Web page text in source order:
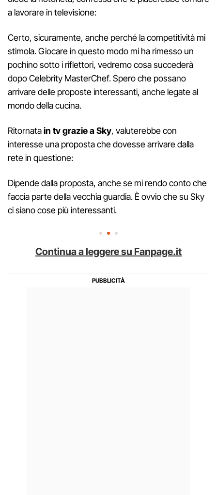
a lavorare in televisione:
Certo, sicuramente, anche perché la competitività mi
stimola. Giocare in questo modo mi ha rimesso un
pochino sotto i riflettori, vedremo cosa succederà
dopo Celebrity MasterChef. Spero che possano
arrivare delle proposte interessanti, anche legate al
mondo della cucina.
Ritornatain tv grazie a Sky, valuterebbe con
interesse una proposta che dovesse arrivare dalla
rete in questione:
Dipende dalla proposta, anche se mi rendo conto che
faccia parte della vecchia guardia. È ovvio che su Sky
ci siano cose più interessanti.
Continua a leggere su Fanpage.it